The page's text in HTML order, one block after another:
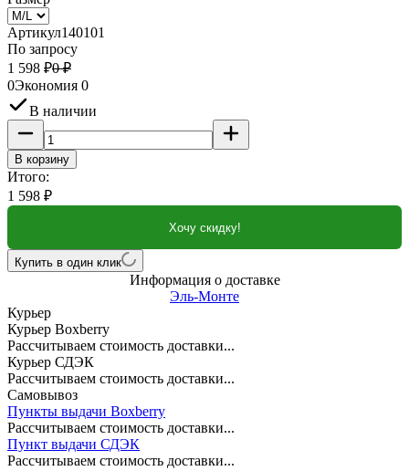
Артикул140101
По запросу
1 598 ₽0 ₽
0Экономия 0
В наличии
В корзину
Итого:
1 598 ₽
Хочу скидку!
Купить в один клик
Информация о доставке
Эль-Монте
Курьер
Курьер Boxberry
Рассчитываем стоимость доставки...
Курьер СДЭК
Рассчитываем стоимость доставки...
Самовывоз
Пункты выдачи Boxberry
Рассчитываем стоимость доставки...
Пункт выдачи СДЭК
Рассчитываем стоимость доставки...